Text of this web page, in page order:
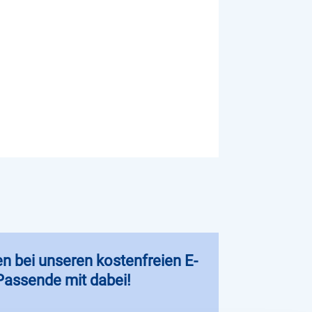
bei unseren kostenfreien E-
mit dabei!